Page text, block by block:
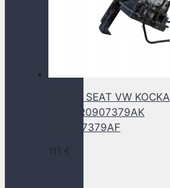
SKODA SEAT VW KOCKA
ABS 6R0907379AK
6R0907379AF
111 €